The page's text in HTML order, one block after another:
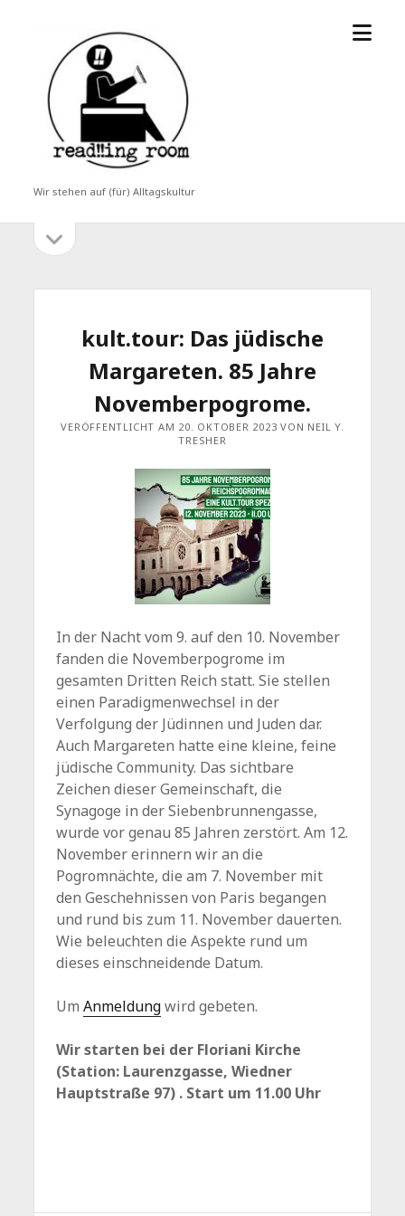
read!!ing
room
Wir stehen auf (für) Alltagskultur
Menü
Seitenleiste
öffnen
kult.tour: Das jüdische
Margareten. 85 Jahre
Novemberpogrome.
VERÖFFENTLICHT AM 20. OKTOBER 2023 VON NEIL Y.
TRESHER
In der Nacht vom 9. auf den 10. November
fanden die Novemberpogrome im
gesamten Dritten Reich statt. Sie stellen
einen Paradigmenwechsel in der
Verfolgung der Jüdinnen und Juden dar.
Auch Margareten hatte eine kleine, feine
jüdische Community. Das sichtbare
Zeichen dieser Gemeinschaft, die
Synagoge in der Siebenbrunnengasse,
wurde vor genau 85 Jahren zerstört. Am 12.
November erinnern wir an die
Pogromnächte, die am 7. November mit
den Geschehnissen von Paris begangen
und rund bis zum 11. November dauerten.
Wie beleuchten die Aspekte rund um
dieses einschneidende Datum.
UmAnmeldungwird gebeten.
Wir starten bei der Floriani Kirche
(Station: Laurenzgasse, Wiedner
Hauptstraße 97) . Start um 11.00 Uhr